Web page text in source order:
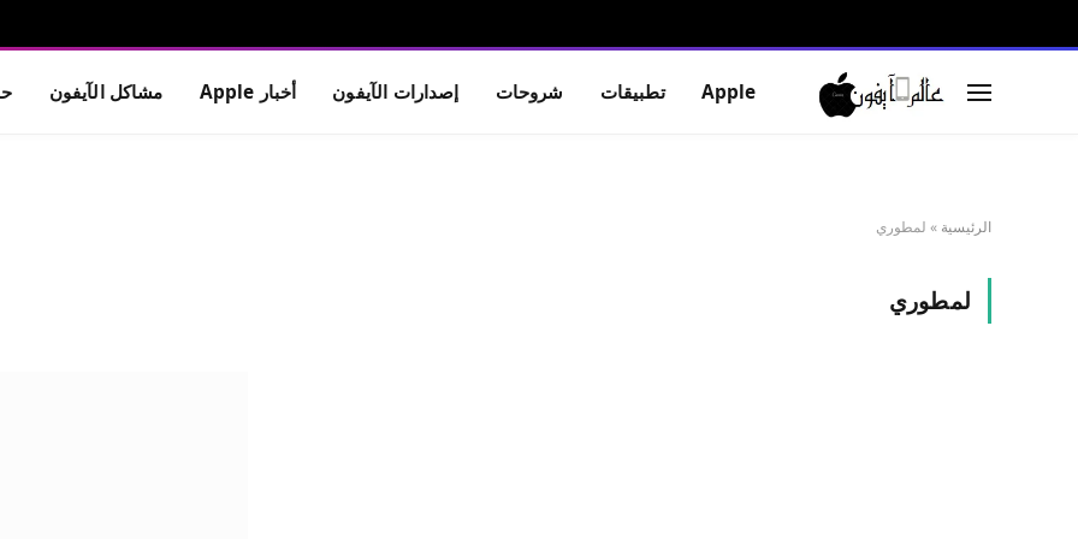
Apple تطبيقات شروحات إصدارات الآيفون أخبار Apple مشاكل الآيفون
الرئيسية » لمطوري
لمطوري